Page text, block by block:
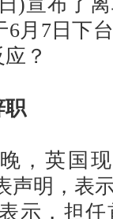
)宣布了
月7日下
？
职
英国现
声明，表
示，担